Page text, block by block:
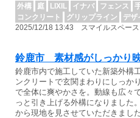
外構
庭 LIXIL イナバ フェンス
コンクリート
グリップライン デザ
2025/12/18 13:43 スマイルスペー
鈴鹿市 素材感がしっかり
鈴鹿市内で施工していた新築外構
ンクリートで玄関まわりにしっか
で全体に爽やかさを。動線も広々
っと引き上げる外構になりました
から現地を見させていただきまし